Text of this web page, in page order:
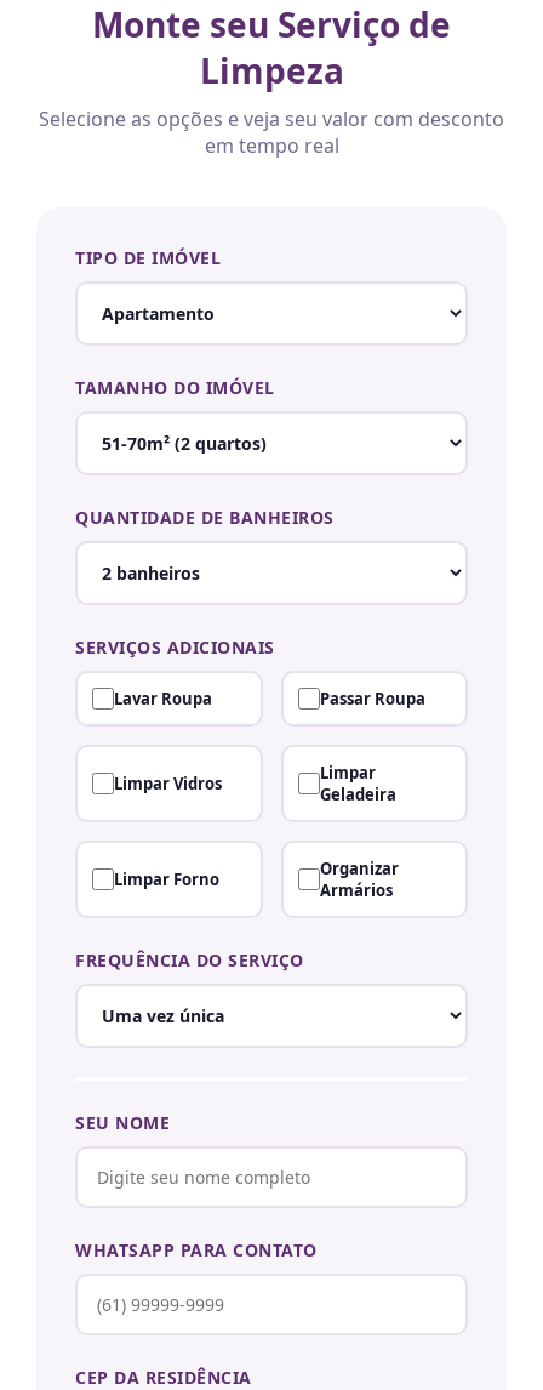
Monte seu Serviço de
Limpeza
Selecione as opções e veja seu valor com desconto
em tempo real
TIPO DE IMÓVEL
TAMANHO DO IMÓVEL
QUANTIDADE DE BANHEIROS
SERVIÇOS ADICIONAIS
Lavar Roupa Passar Roupa
Limpar Vidros
Limpar
Geladeira
Limpar Forno
Organizar
Armários
FREQUÊNCIA DO SERVIÇO
SEU NOME
WHATSAPP PARA CONTATO
CEP DA RESIDÊNCIA